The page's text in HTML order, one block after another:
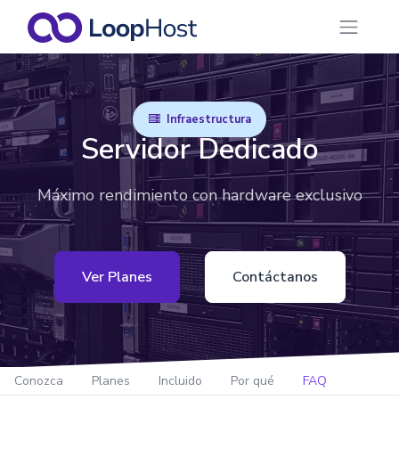
Infraestructura
Servidor Dedicado
Máximo rendimiento con hardware exclusivo
Ver Planes Contáctanos
Conozca Planes Incluido Por qué FAQ